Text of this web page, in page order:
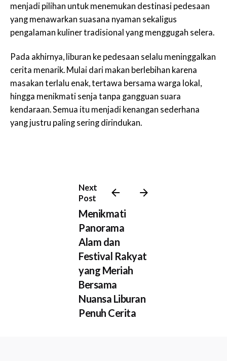
menjadi pilihan untuk menemukan destinasi pedesaan
yang menawarkan suasana nyaman sekaligus
pengalaman kuliner tradisional yang menggugah selera.
Pada akhirnya, liburan ke pedesaan selalu meninggalkan
cerita menarik. Mulai dari makan berlebihan karena
masakan terlalu enak, tertawa bersama warga lokal,
hingga menikmati senja tanpa gangguan suara
kendaraan. Semua itu menjadi kenangan sederhana
yang justru paling sering dirindukan.
Next
Post
Menikmati
Panorama
Alam dan
Festival Rakyat
yang Meriah
Bersama
Nuansa Liburan
Penuh Cerita